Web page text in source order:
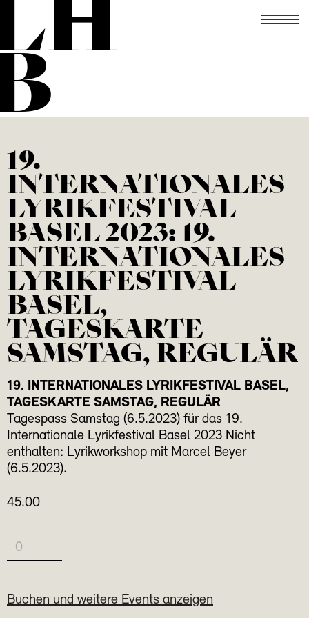
19.
INTERNATIONALES
LYRIKFESTIVAL
BASEL 2023: 19.
INTERNATIONALES
LYRIKFESTIVAL
BASEL,
TAGESKARTE
SAMSTAG, REGULÄR
19. INTERNATIONALES LYRIKFESTIVAL BASEL,
TAGESKARTE SAMSTAG, REGULÄR
Tagespass Samstag (6.5.2023) für das 19.
Internationale Lyrikfestival Basel 2023 Nicht
enthalten: Lyrikworkshop mit Marcel Beyer
(6.5.2023).
45.00
Buchen und weitere Events anzeigen